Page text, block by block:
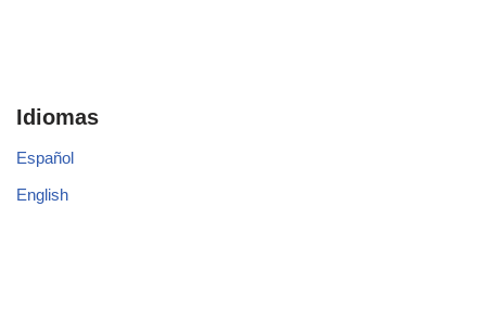
Idiomas
Español
English